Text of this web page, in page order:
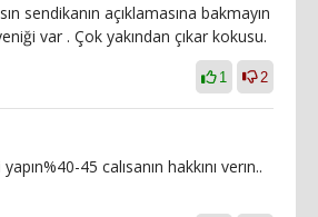
sendikanın açıklamasına bakmayın
var . Çok yakından çıkar kokusu.
1 2
45 calısanın hakkını verın..